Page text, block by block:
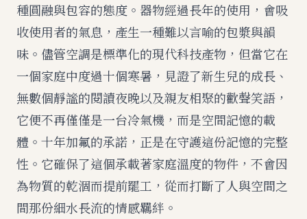
種圓融與包容的態度。器物經過長年的使用，會吸
收使用者的氣息，產生一種難以言喻的包漿與韻
味。儘管空調是標準化的現代科技產物，但當它在
一個家庭中度過十個寒暑，見證了新生兒的成長、
無數個靜謐的閱讀夜晚以及親友相聚的歡聲笑語，
它便不再僅僅是一台冷氣機，而是空間記憶的載
體。十年加氟的承諾，正是在守護這份記憶的完整
性。它確保了這個承載著家庭溫度的物件，不會因
為物質的乾涸而提前罷工，從而打斷了人與空間之
間那份細水長流的情感羈絆。